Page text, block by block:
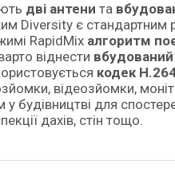
дві антени та
Diversity є
RapidMix алгоритм
віднести
кодек
відеозйомки,
будівництві для
дахів, стін тощо.